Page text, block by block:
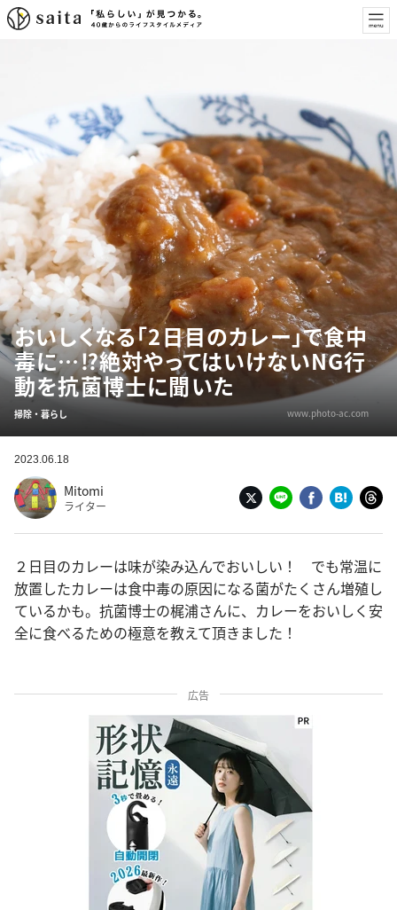
おいしくなる「2日目のカレー」で食中
毒に…⁉絶対やってはいけないNG行
動を抗菌博士に聞いた
掃除・暮らし www.photo-ac.com
2023.06.18
Mitomi
ライター
２日目のカレーは味が染み込んでおいしい！ でも常温に
放置したカレーは食中毒の原因になる菌がたくさん増殖し
ているかも。抗菌博士の梶浦さんに、カレーをおいしく安
全に食べるための極意を教えて頂きました！
広告